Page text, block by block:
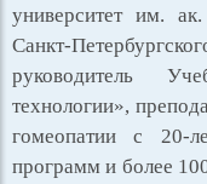
университет им.
Санкт-
руководитель
технологии»,
гомеопатии с 20-
программ и более